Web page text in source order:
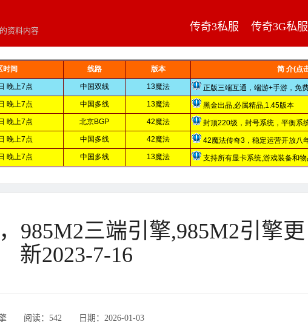
资料内容
传奇3私服 传奇3G私服
985M2三端引擎,985M2引擎更
新2023-7-16
擎 ‌‍阅读：542 ‌‍日期：2026-01-03